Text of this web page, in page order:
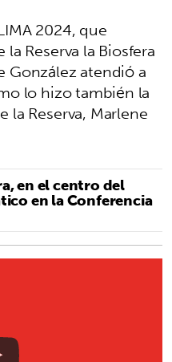
2024, que
Reserva la Biosfera
González atendió a
lo hizo también la
la Reserva, Marlene
en el centro del
en la Conferencia